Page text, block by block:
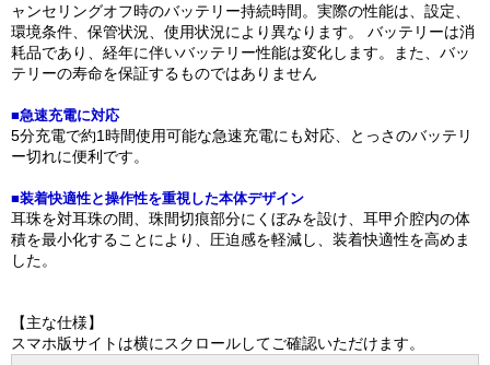
ャンセリングオフ時のバッテリー持続時間。実際の性能は、設定、
環境条件、保管状況、使用状況により異なります。 バッテリーは消
耗品であり、経年に伴いバッテリー性能は変化します。また、バッ
テリーの寿命を保証するものではありません
■急速充電に対応
5分充電で約1時間使用可能な急速充電にも対応、とっさのバッテリ
ー切れに便利です。
■装着快適性と操作性を重視した本体デザイン
耳珠を対耳珠の間、珠間切痕部分にくぼみを設け、耳甲介腔内の体
積を最小化することにより、圧迫感を軽減し、装着快適性を高めま
した。
【主な仕様】
スマホ版サイトは横にスクロールしてご確認いただけます。